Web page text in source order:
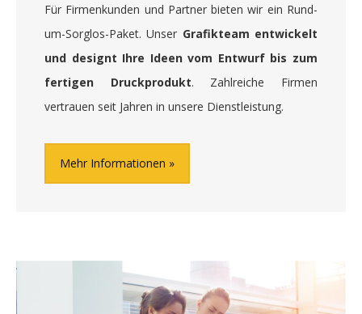
Für Firmenkunden und Partner bieten wir ein Rund-
um-Sorglos-Paket. Unser Grafikteam entwickelt
und designt Ihre Ideen vom Entwurf bis zum
fertigen Druckprodukt. Zahlreiche Firmen
vertrauen seit Jahren in unsere Dienstleistung.
Mehr Informationen